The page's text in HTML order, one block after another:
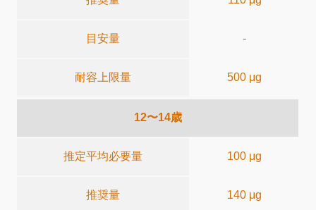
目安量 -
耐容上限量 500 μg
12〜14歳
推定平均必要量 100 μg
推奨量 140 μg